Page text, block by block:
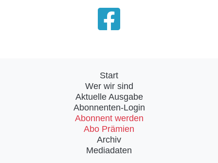
Start
Wer wir sind
Aktuelle Ausgabe
Abonnenten-Login
Abonnent werden
Abo Prämien
Archiv
Mediadaten